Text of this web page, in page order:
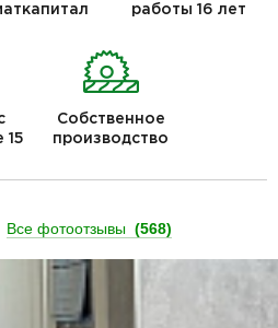
работы 16 лет
15
Собственное
производство
Все фотоотзывы (568)